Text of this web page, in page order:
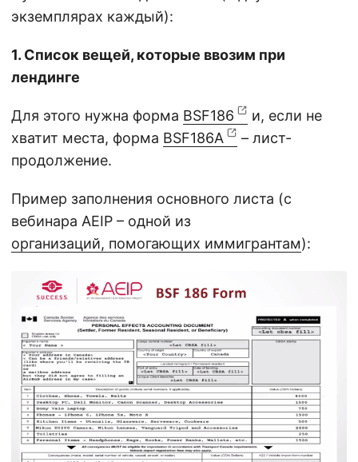
экземплярах каждый):
1. Список вещей, которые ввозим при
лендинге
Для этого нужна форма BSF186
и, если не
хватит места, форма BSF186A
– лист-
продолжение.
Пример заполнения основного листа (с
вебинара AEIP – одной из
организаций, помогающих иммигрантам):